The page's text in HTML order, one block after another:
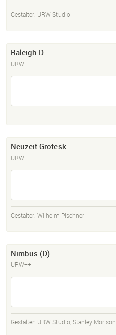
Gestalter: URW Studio
Raleigh D
URW
Neuzeit Grotesk
URW
Gestalter: Wilhelm Pischner
Nimbus (D)
URW++
Gestalter: URW Studio, Stanley Morison